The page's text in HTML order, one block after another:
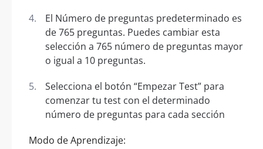
El Número de preguntas predeterminado es
de 765 preguntas. Puedes cambiar esta
selección a 765 número de preguntas mayor
o igual a 10 preguntas.
Selecciona el botón “Empezar Test” para
comenzar tu test con el determinado
número de preguntas para cada sección
Modo de Aprendizaje: